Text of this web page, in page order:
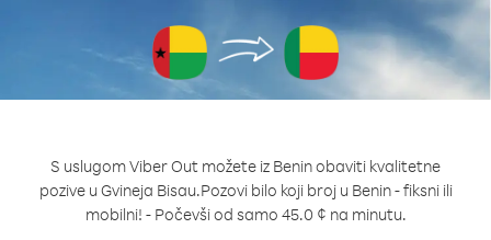
S uslugom Viber Out možete iz Benin obaviti kvalitetne
pozive u Gvineja Bisau.Pozovi bilo koji broj u Benin - fiksni ili
mobilni! - Počevši od samo 45.0 ¢ na minutu.